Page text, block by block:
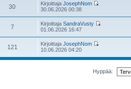
30 KirjoittajaJosephNom
30.06.2026 00:38
7 KirjoittajaSandraVusty
01.06.2026 16:47
121 KirjoittajaJosephNom
10.06.2026 04:20
Hyppää: